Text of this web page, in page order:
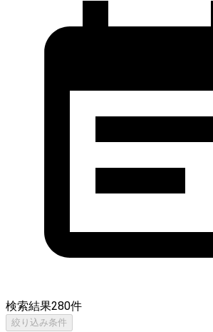
検索結果280件
絞り込み条件